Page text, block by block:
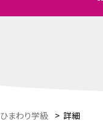
ひまわり学級 > 詳細